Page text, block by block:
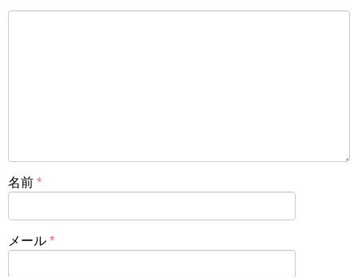
名前 *
メール *